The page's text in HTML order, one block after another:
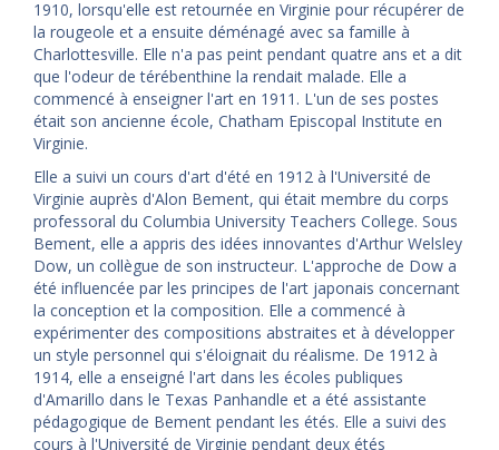
1910, lorsqu'elle est retournée en Virginie pour récupérer de
la rougeole et a ensuite déménagé avec sa famille à
Charlottesville. Elle n'a pas peint pendant quatre ans et a dit
que l'odeur de térébenthine la rendait malade. Elle a
commencé à enseigner l'art en 1911. L'un de ses postes
était son ancienne école, Chatham Episcopal Institute en
Virginie.
Elle a suivi un cours d'art d'été en 1912 à l'Université de
Virginie auprès d'Alon Bement, qui était membre du corps
professoral du Columbia University Teachers College. Sous
Bement, elle a appris des idées innovantes d'Arthur Welsley
Dow, un collègue de son instructeur. L'approche de Dow a
été influencée par les principes de l'art japonais concernant
la conception et la composition. Elle a commencé à
expérimenter des compositions abstraites et à développer
un style personnel qui s'éloignait du réalisme. De 1912 à
1914, elle a enseigné l'art dans les écoles publiques
d'Amarillo dans le Texas Panhandle et a été assistante
pédagogique de Bement pendant les étés. Elle a suivi des
cours à l'Université de Virginie pendant deux étés